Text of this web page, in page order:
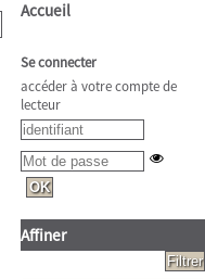
Accueil
Se connecter
accéder à votre compte de
lecteur
Affiner